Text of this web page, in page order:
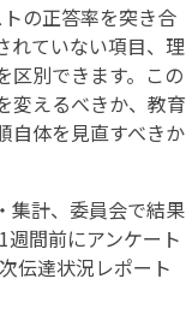
の正答率を突き合
れていない項目、理
区別できます。この
変えるべきか、教育
自体を見直すべきか
集計、委員会で結果
間前にアンケート
伝達状況レポート